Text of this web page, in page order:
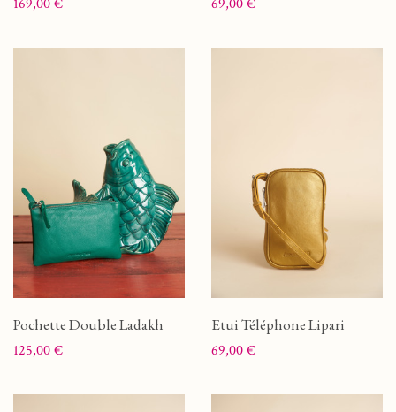
169,00 € 69,00 €
Pochette Double Ladakh
Prix
125,00 €
Etui Téléphone Lipari
Prix
69,00 €